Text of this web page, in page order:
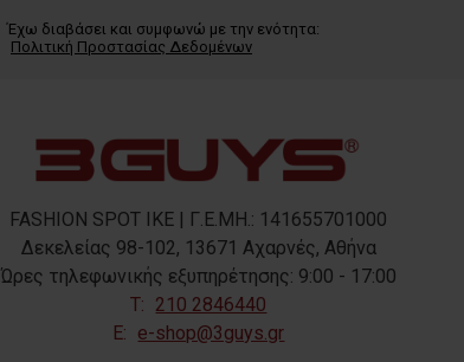
Έχω διαβάσει και συμφωνώ με την ενότητα:
Πολιτική Προστασίας Δεδομένων
FASHION SPOT IKE | Γ.Ε.ΜΗ.: 141655701000
Δεκελείας 98-102, 13671 Αχαρνές, Αθήνα
Ώρες τηλεφωνικής εξυπηρέτησης: 9:00 - 17:00
T: 210 2846440
E: e-shop@3guys.gr